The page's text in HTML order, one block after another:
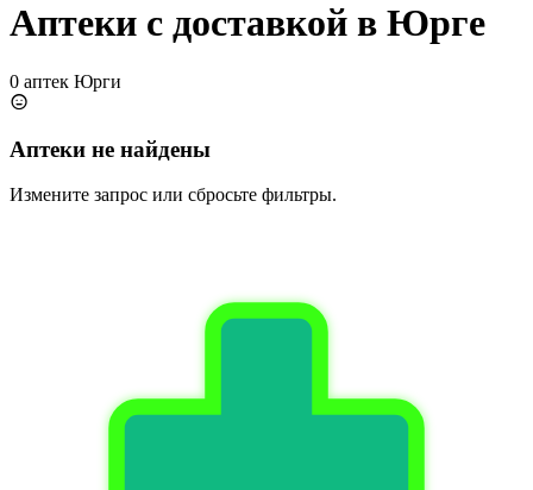
Аптеки с доставкой в Юрге
0 аптек Юрги
Аптеки не найдены
Измените запрос или сбросьте фильтры.